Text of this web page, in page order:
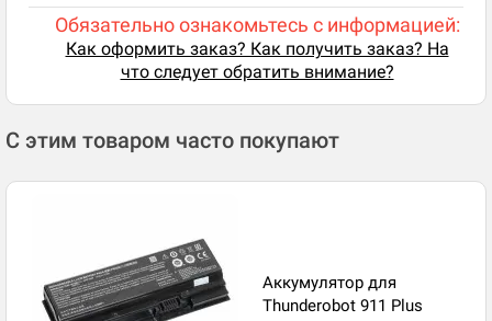
Обязательно ознакомьтесь с информацией:
Как оформить заказ? Как получить заказ? На
что следует обратить внимание?
С этим товаром часто покупают
Аккумулятор для
Thunderobot 911 Plus